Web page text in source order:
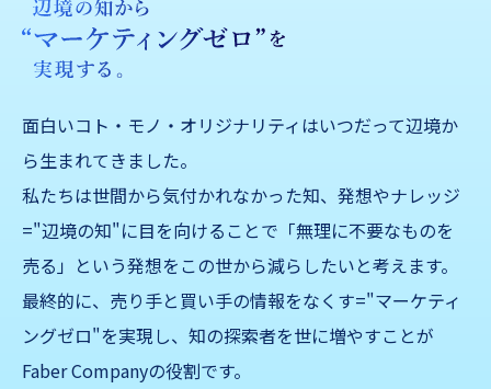
面白いコト・モノ・オリジナリティはいつだって辺境か
ら生まれてきました。
私たちは世間から気付かれなかった知、発想やナレッジ
="辺境の知"に目を向けることで「無理に不要なものを
売る」 という発想をこの世から減らしたいと考えます。
最終的に、売り手と買い手の情報をなくす="マーケティ
ングゼロ"を実現し、知の探索者を世に増やすことが
Faber Companyの役割です。